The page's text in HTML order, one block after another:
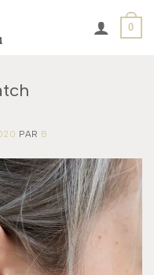
0
PAR B